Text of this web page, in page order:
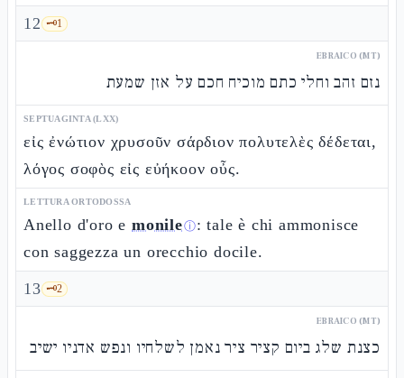
12 🗝️1
EBRAICO (MT)
נזם זהב וחלי כתם מוכיח חכם על אזן שמעת
SEPTUAGINTA (LXX)
εἰς ἐνώτιον χρυσοῦν σάρδιον πολυτελὲς δέδεται,
λόγος σοφὸς εἰς εὐήκοον οὖς.
LETTURA ORTODOSSA
Anello d'oro e monileⓘ: tale è chi ammonisce
con saggezza un orecchio docile.
13 🗝️2
EBRAICO (MT)
כצנת שלג ביום קציר ציר נאמן לשלחיו ונפש אדניו ישיב